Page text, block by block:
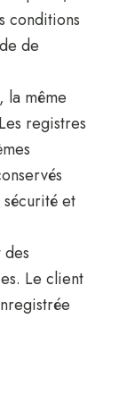
conditions
de
la même
registres
et
Le client